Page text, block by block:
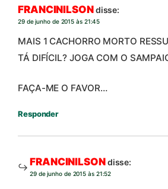
FRANCINILSONdisse:
29 de junho de 2015 às 21:45
MAIS 1 CACHORRO MORTO
TÁ DIFÍCIL? JOGA COM O
FAÇA-ME O FAVOR…
Responder
FRANCINILSONdisse:
29 de junho de 2015 às 21:52